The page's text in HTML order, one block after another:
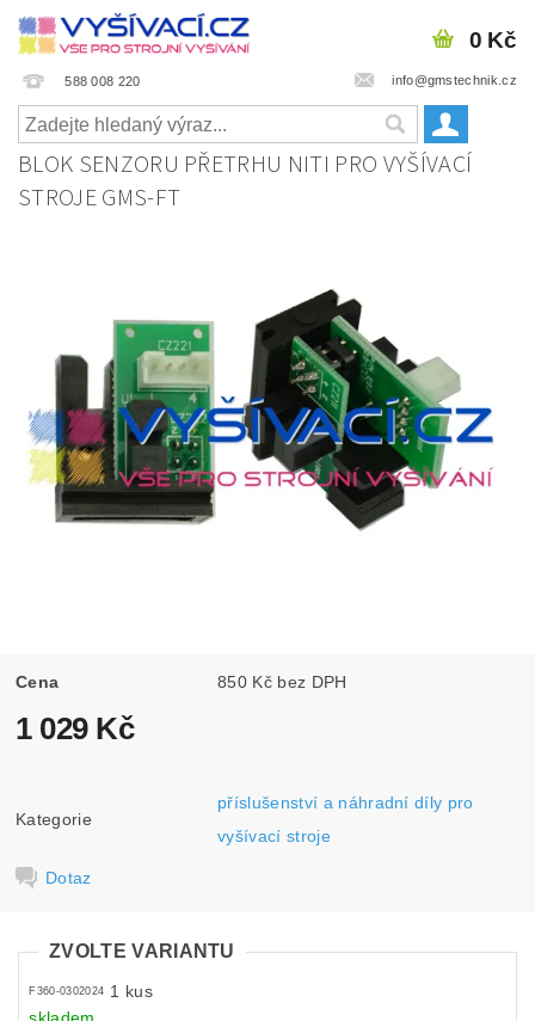
588 008 220 info@gmstechnik.cz
0 Kč
BLOK SENZORU PŘETRHU NITI PRO VYŠÍVACÍ
STROJE GMS-FT
Cena 850 Kč bez DPH
1 029 Kč
Kategorie
příslušenství a náhradní díly pro
vyšívací stroje
Dotaz
ZVOLTE VARIANTU
F360-0302024 1 kus